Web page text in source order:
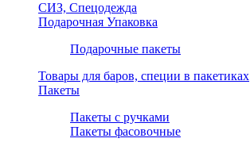
СИЗ, Спецодежда
Подарочная Упаковка
Подарочные пакеты
Товары для баров, специи в пакетиках
Пакеты
Пакеты с ручками
Пакеты фасовочные